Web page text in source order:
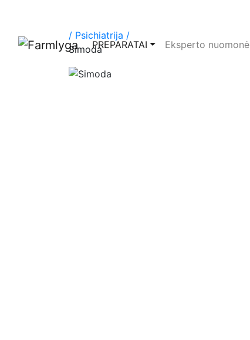
PREPARATAI Eksperto nuomonė
/ Psichiatrija /
Simoda